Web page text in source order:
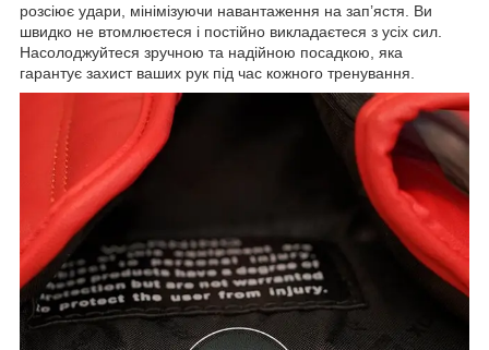
розсіює удари, мінімізуючи навантаження на зап’ястя. Ви
швидко не втомлюєтеся і постійно викладаєтеся з усіх сил.
Насолоджуйтеся зручною та надійною посадкою, яка
гарантує захист ваших рук під час кожного тренування.